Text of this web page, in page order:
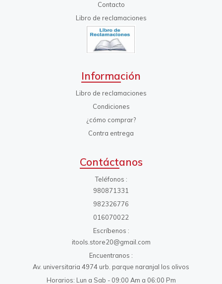
Contacto
Libro de reclamaciones
Información
Libro de reclamaciones
Condiciones
¿cómo comprar?
Contra entrega
Contáctanos
Teléfonos
980871331
982326776
016070022
Escríbenos
itools.store20@gmail.com
Encuentranos
Av. universitaria 4974 urb. parque naranjal los olivos
Horarios: Lun a Sab - 09:00 Am a 06:00 Pm